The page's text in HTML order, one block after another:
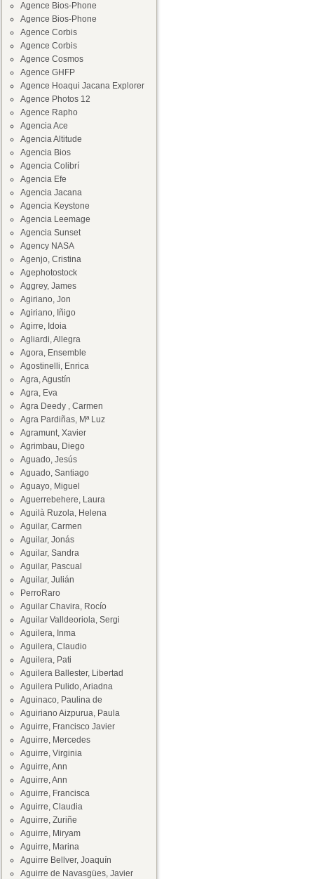
Agence Bios-Phone
Agence Bios-Phone
Agence Corbis
Agence Corbis
Agence Cosmos
Agence GHFP
Agence Hoaqui Jacana Explorer
Agence Photos 12
Agence Rapho
Agencia Ace
Agencia Altitude
Agencia Bios
Agencia Colibrí
Agencia Efe
Agencia Jacana
Agencia Keystone
Agencia Leemage
Agencia Sunset
Agency NASA
Agenjo, Cristina
Agephotostock
Aggrey, James
Agiriano, Jon
Agiriano, Iñigo
Agirre, Idoia
Agliardi, Allegra
Agora, Ensemble
Agostinelli, Enrica
Agra, Agustín
Agra, Eva
Agra Deedy , Carmen
Agra Pardiñas, Mª Luz
Agramunt, Xavier
Agrimbau, Diego
Aguado, Jesús
Aguado, Santiago
Aguayo, Miguel
Aguerrebehere, Laura
Aguilà Ruzola, Helena
Aguilar, Carmen
Aguilar, Jonás
Aguilar, Sandra
Aguilar, Pascual
Aguilar, Julián
PerroRaro
Aguilar Chavira, Rocío
Aguilar Valldeoriola, Sergi
Aguilera, Inma
Aguilera, Claudio
Aguilera, Pati
Aguilera Ballester, Libertad
Aguilera Pulido, Ariadna
Aguinaco, Paulina de
Aguiriano Aizpurua, Paula
Aguirre, Francisco Javier
Aguirre, Mercedes
Aguirre, Virginia
Aguirre, Ann
Aguirre, Ann
Aguirre, Francisca
Aguirre, Claudia
Aguirre, Zuriñe
Aguirre, Miryam
Aguirre, Marina
Aguirre Bellver, Joaquín
Aguirre de Navasgües, Javier